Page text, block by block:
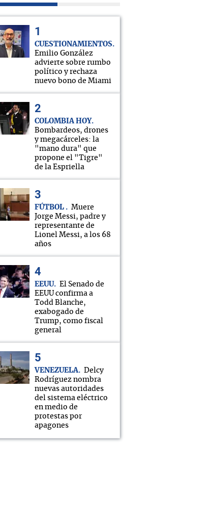
CUESTIONAMIENTOS
Emilio González
advierte sobre rumbo
político y rechaza
nuevo bono de Miami
COLOMBIA HOY
Bombardeos, drones
y megacárceles: la
"mano dura" que
propone el "Tigre"
de la Espriella
FÚTBOL
Muere
Jorge Messi, padre y
representante de
Lionel Messi, a los 68
años
EEUU
El Senado de
EEUU confirma a
Todd Blanche,
exabogado de
Trump, como fiscal
general
VENEZUELA
Delcy
Rodríguez nombra
nuevas autoridades
del sistema eléctrico
en medio de
protestas por
apagones